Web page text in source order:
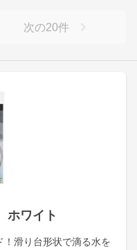
ワイト
！滑り台形状で滴る水を
次の20件